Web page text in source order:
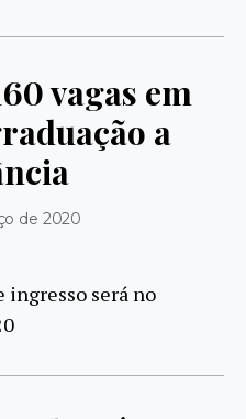
vagas em
a
de 2020
ingresso será no